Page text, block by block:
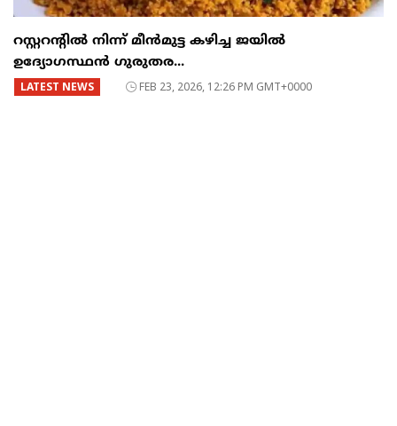
റസ്റ്ററന്റില്‍ നിന്ന് മീന്‍മുട്ട കഴിച്ച ജയില്‍
ഉദ്യോഗസ്ഥന്‍ ഗുരുതര...
LATEST NEWS FEB 23, 2026, 12:26 PM GMT+0000